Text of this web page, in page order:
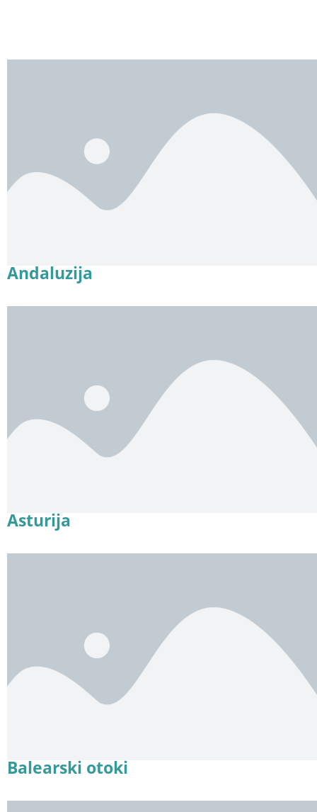
Andaluzija
Asturija
Balearski otoki